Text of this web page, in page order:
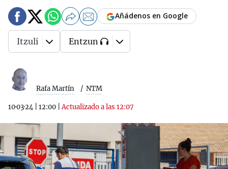
Rafa Martín NTM
10·03·24 12:00 |Actualizado a las 12:07
Añádenos en Google
Itzuli Entzun